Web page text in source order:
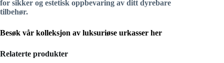
for sikker og estetisk oppbevaring av ditt dyrebare
tilbehør.
Besøk vår kolleksjon av luksuriøse urkasser her
Relaterte produkter